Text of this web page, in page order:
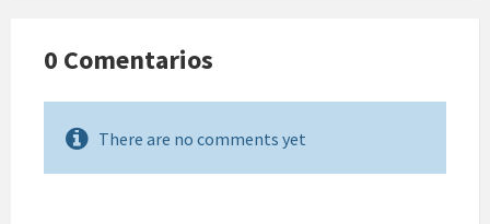
0 Comentarios
There are no comments yet